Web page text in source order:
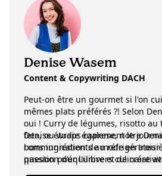
Denise Wasem
Content & Copywriting DACH
Peut-on être un gourmet si l'on
mêmes plats préférés ?! Selon
oui ! Curry de légumes, risotto
feta, ou wraps caprese, notre
bons ingrédients au réfrigérateur
question d'équilibre et de
Denise étudie également le
communication de mode en
passion pour l'univers culinaire